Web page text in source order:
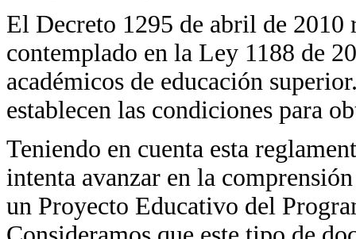
El Decreto 1295 de abril de
contemplado en la Ley 1188 de
académicos de educación
establecen las condiciones para
Teniendo en cuenta esta
intenta avanzar en la
un Proyecto Educativo del